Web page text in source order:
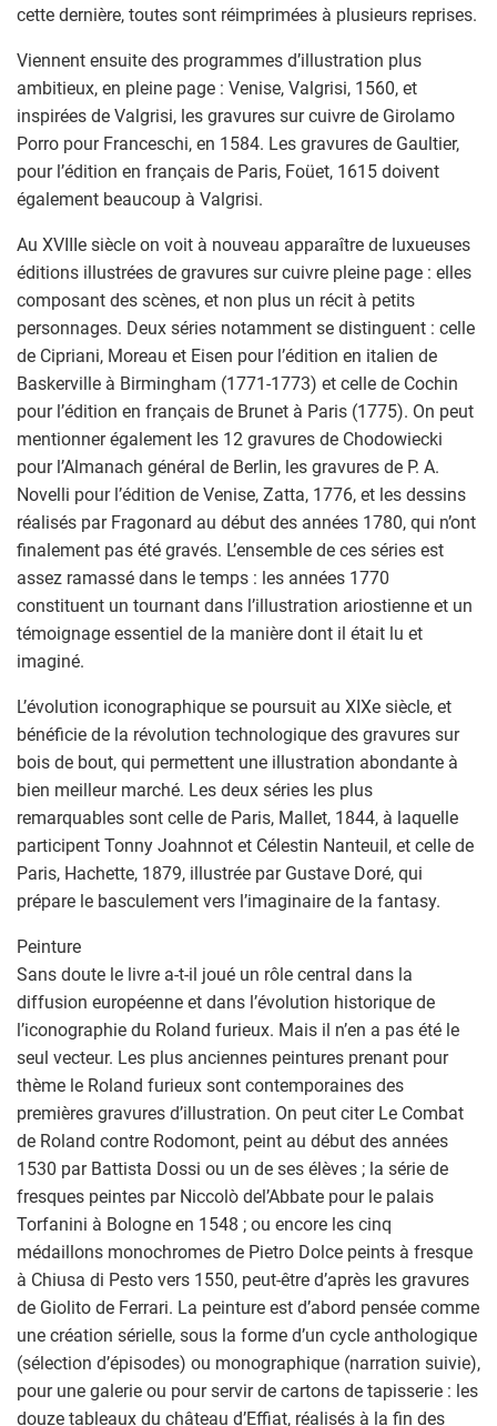
cette dernière, toutes sont réimprimées à plusieurs reprises.
Viennent ensuite des programmes d’illustration plus
ambitieux, en pleine page : Venise, Valgrisi, 1560, et
inspirées de Valgrisi, les gravures sur cuivre de Girolamo
Porro pour Franceschi, en 1584. Les gravures de Gaultier,
pour l’édition en français de Paris, Foüet, 1615 doivent
également beaucoup à Valgrisi.
Au XVIIIe siècle on voit à nouveau apparaître de luxueuses
éditions illustrées de gravures sur cuivre pleine page : elles
composant des scènes, et non plus un récit à petits
personnages. Deux séries notamment se distinguent : celle
de Cipriani, Moreau et Eisen pour l’édition en italien de
Baskerville à Birmingham (1771-1773) et celle de Cochin
pour l’édition en français de Brunet à Paris (1775). On peut
mentionner également les 12 gravures de Chodowiecki
pour l’Almanach général de Berlin, les gravures de P. A.
Novelli pour l’édition de Venise, Zatta, 1776, et les dessins
réalisés par Fragonard au début des années 1780, qui n’ont
finalement pas été gravés. L’ensemble de ces séries est
assez ramassé dans le temps : les années 1770
constituent un tournant dans l’illustration ariostienne et un
témoignage essentiel de la manière dont il était lu et
imaginé.
L’évolution iconographique se poursuit au XIXe siècle, et
bénéficie de la révolution technologique des gravures sur
bois de bout, qui permettent une illustration abondante à
bien meilleur marché. Les deux séries les plus
remarquables sont celle de Paris, Mallet, 1844, à laquelle
participent Tonny Joahnnot et Célestin Nanteuil, et celle de
Paris, Hachette, 1879, illustrée par Gustave Doré, qui
prépare le basculement vers l’imaginaire de la fantasy.
Peinture
Sans doute le livre a-t-il joué un rôle central dans la
diffusion européenne et dans l’évolution historique de
l’iconographie du Roland furieux. Mais il n’en a pas été le
seul vecteur. Les plus anciennes peintures prenant pour
thème le Roland furieux sont contemporaines des
premières gravures d’illustration. On peut citer Le Combat
de Roland contre Rodomont, peint au début des années
1530 par Battista Dossi ou un de ses élèves ; la série de
fresques peintes par Niccolò del’Abbate pour le palais
Torfanini à Bologne en 1548 ; ou encore les cinq
médaillons monochromes de Pietro Dolce peints à fresque
à Chiusa di Pesto vers 1550, peut-être d’après les gravures
de Giolito de Ferrari. La peinture est d’abord pensée comme
une création sérielle, sous la forme d’un cycle anthologique
(sélection d’épisodes) ou monographique (narration suivie),
pour une galerie ou pour servir de cartons de tapisserie : les
douze tableaux du château d’Effiat, réalisés à la fin des